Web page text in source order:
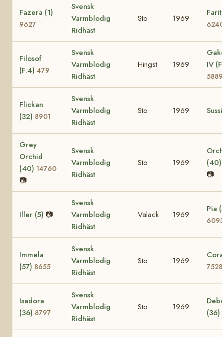
Fazera (1)
9627
Svensk
Varmblodig
Ridhäst
Sto 1969
Filosof
(F.4) 479
Svensk
Varmblodig
Ridhäst
Hingst 1969
IV
Flickan
(32) 8901
Svensk
Varmblodig
Ridhäst
Sto 1969
Grey
Orchid
(40) 14760
📷
Svensk
Varmblodig
Ridhäst
Sto 1969
📷
Iller (5) 📷
Svensk
Varmblodig
Ridhäst
Valack 1969
Pia
Immela
(57) 8655
Svensk
Varmblodig
Ridhäst
Sto 1969
7528
Isadora
(36) 8797
Svensk
Varmblodig
Ridhäst
Sto 1969
(36)